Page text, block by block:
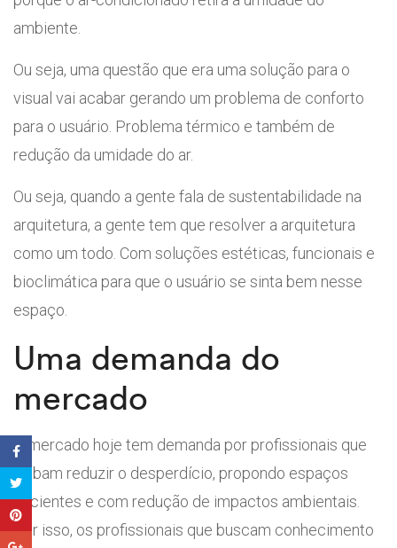
ambiente.
Ou seja, uma questão que era uma solução para o
visual vai acabar gerando um problema de conforto
para o usuário. Problema térmico e também de
redução da umidade do ar.
Ou seja, quando a gente fala de sustentabilidade na
arquitetura, a gente tem que resolver a arquitetura
como um todo. Com soluções estéticas, funcionais e
bioclimática para que o usuário se sinta bem nesse
espaço.
Uma demanda do
mercado
O mercado hoje tem demanda por profissionais que
saibam reduzir o desperdício, propondo espaços
eficientes e com redução de impactos ambientais.
Por isso, os profissionais que buscam conhecimento